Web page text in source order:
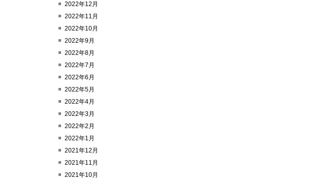
2022年12月
2022年11月
2022年10月
2022年9月
2022年8月
2022年7月
2022年6月
2022年5月
2022年4月
2022年3月
2022年2月
2022年1月
2021年12月
2021年11月
2021年10月